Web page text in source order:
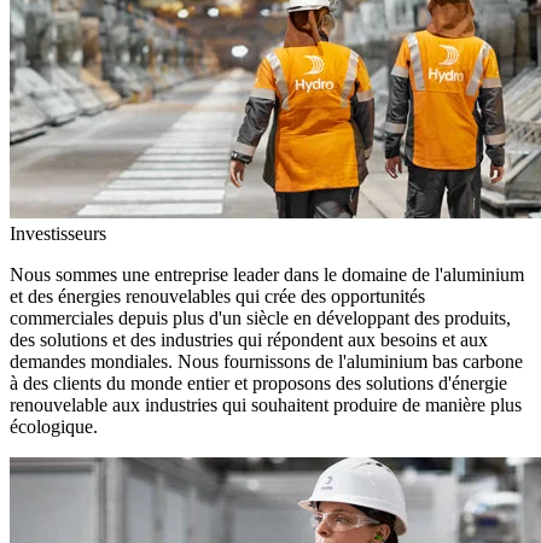
Investisseurs
Nous sommes une entreprise leader dans le domaine de l'aluminium
et des énergies renouvelables qui crée des opportunités
commerciales depuis plus d'un siècle en développant des produits,
des solutions et des industries qui répondent aux besoins et aux
demandes mondiales. Nous fournissons de l'aluminium bas carbone
à des clients du monde entier et proposons des solutions d'énergie
renouvelable aux industries qui souhaitent produire de manière plus
écologique.